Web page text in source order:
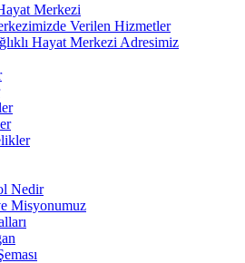
Merkezi
Verilen Hizmetler
Hayat Merkezi Adresimiz
Nedir
Misyonumuz